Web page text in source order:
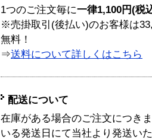
1つのご注文毎に一律1,100円(税
※売掛取引(後払い)のお客様は
無料！
⇒送料について詳しくはこちら
配送について
在庫がある場合のご注文につき
いる発送日にて当社より発送い